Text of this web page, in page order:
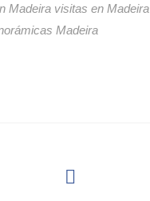
Madeira visitas en Madeira
Madeira